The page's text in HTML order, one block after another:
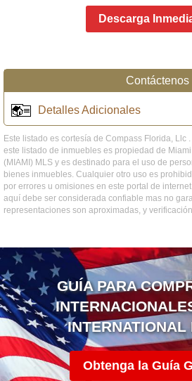
Descarga
Contáctenos
Detalles Adicionales
Este listado es cortesía de Compass Florida, Llc
este listado de inmuebles es propiedad de
(MIAMI) MLS y es destinado para el uso de
bienes inmuebles. Cualquier otro uso es
por errores u omisiones en este portal de
aquí debe ser considerada confiable mas no
representaciones son aproximadas, y
GUÍA PARA
INTERNATIONAL
Obtenga la Guía